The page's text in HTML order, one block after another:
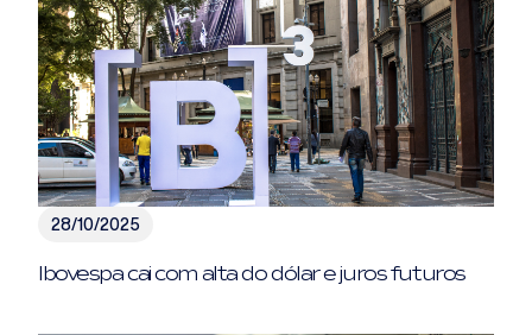
28/10/2025
Ibovespa cai com alta do dólar e juros futuros